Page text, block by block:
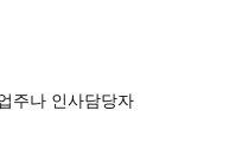
주나 인사담당자